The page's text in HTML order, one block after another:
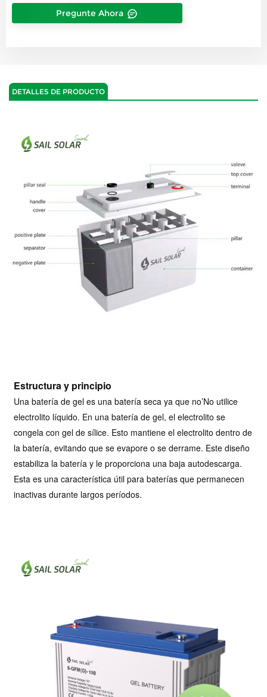
Pregunte Ahora
DETALLES DE PRODUCTO
Estructura y principio
Una batería de gel es una batería seca ya que no’No utilice
electrolito líquido. En una batería de gel, el electrolito se
congela con gel de sílice. Esto mantiene el electrolito dentro de
la batería, evitando que se evapore o se derrame. Este diseño
estabiliza la batería y le proporciona una baja autodescarga.
Esta es una característica útil para baterías que permanecen
inactivas durante largos períodos.